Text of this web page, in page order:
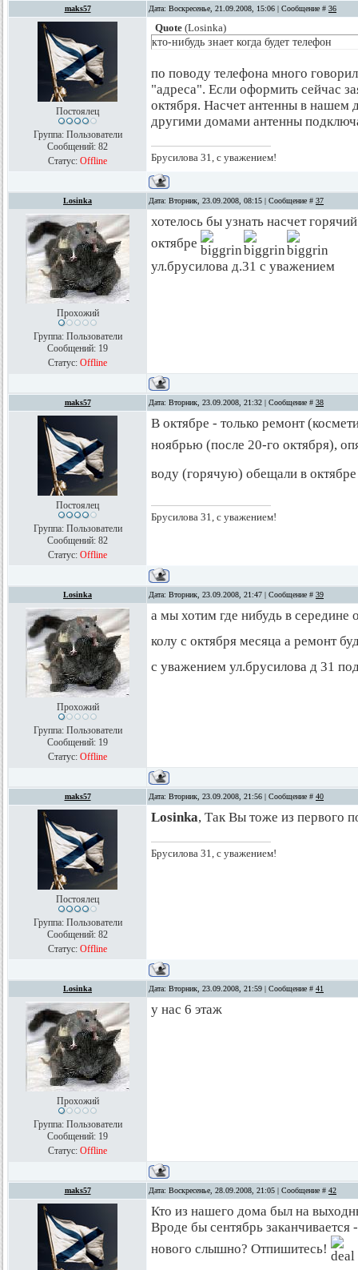
maks57 Дата: Воскресенье, 21.09.2008, 15:06 | Сообщение # 36
Постоялец
Группа: Пользователи
Сообщений: 82
Статус: Offline
Quote (Losinka)
кто-нибудь знает когда будет телефон
по поводу телефона много
"адреса". Если оформить сейчас
октября. Насчет антенны в нашем
другими домами антенны
Брусилова 31, с уважением!
Losinka Дата: Вторник, 23.09.2008, 08:15 | Сообщение # 37
Прохожий
Группа: Пользователи
Сообщений: 19
Статус: Offline
хотелось бы узнать насчет
октябре
ул.брусилова д.31 с уважением
maks57 Дата: Вторник, 23.09.2008, 21:32 | Сообщение # 38
Постоялец
Группа: Пользователи
Сообщений: 82
Статус: Offline
В октябре - только ремонт
ноябрью (после 20-го октября),
воду (горячую) обещали в
Брусилова 31, с уважением!
Losinka Дата: Вторник, 23.09.2008, 21:47 | Сообщение # 39
Прохожий
Группа: Пользователи
Сообщений: 19
Статус: Offline
а мы хотим где нибудь в середине
колу с октября месяца а ремонт
с уважением ул.брусилова д 31
maks57 Дата: Вторник, 23.09.2008, 21:56 | Сообщение # 40
Постоялец
Группа: Пользователи
Сообщений: 82
Статус: Offline
Losinka, Так Вы тоже из первого
Брусилова 31, с уважением!
Losinka Дата: Вторник, 23.09.2008, 21:59 | Сообщение # 41
Прохожий
Группа: Пользователи
Сообщений: 19
Статус: Offline
у нас 6 этаж
maks57 Дата: Воскресенье, 28.09.2008, 21:05 | Сообщение # 42
Кто из нашего дома был на
Вроде бы сентябрь
нового слышно? Отпишитесь!